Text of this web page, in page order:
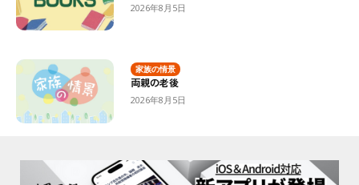
2026年8月5日
家族の情景
両親の老後
2026年8月5日